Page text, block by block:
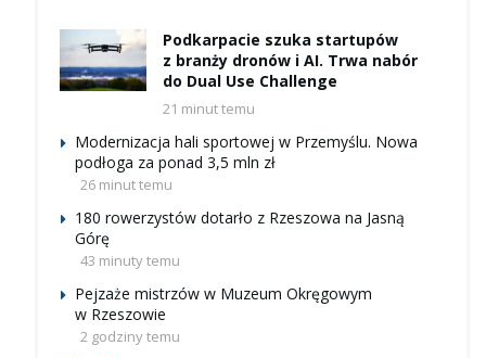
Podkarpacie szuka startupów
z branży dronów i AI. Trwa nabór
do Dual Use Challenge
21 minut temu
Modernizacja hali sportowej w Przemyślu. Nowa
podłoga za ponad 3,5 mln zł
26 minut temu
180 rowerzystów dotarło z Rzeszowa na Jasną
Górę
43 minuty temu
Pejzaże mistrzów w Muzeum Okręgowym
w Rzeszowie
2 godziny temu